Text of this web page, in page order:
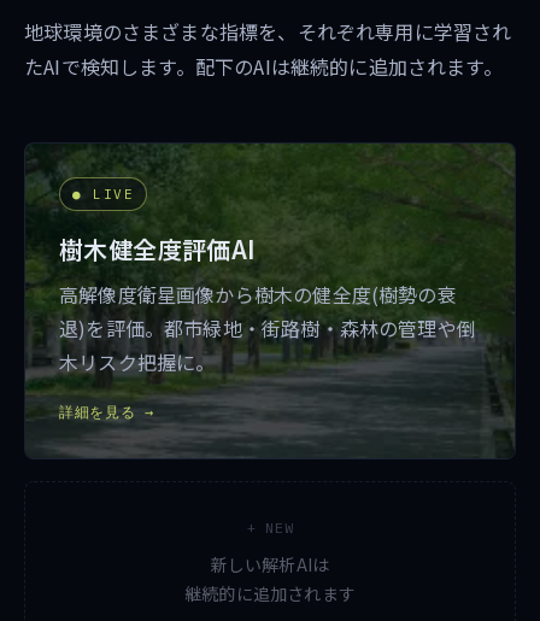
地球環境のさまざまな指標を、それぞれ専用に学習され
たAIで検知します。配下のAIは継続的に追加されます。
● LIVE
樹木健全度評価AI
高解像度衛星画像から樹木の健全度(樹勢の衰
退)を評価。都市緑地・街路樹・森林の管理や倒
木リスク把握に。
詳細を見る →
+ NEW
新しい解析AIは
継続的に追加されます